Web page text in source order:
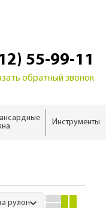
55-99-11
обратный звонок
Инструменты
рулон